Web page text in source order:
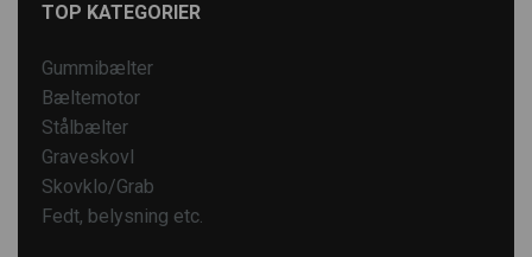
TOP KATEGORIER
Gummibælter
Bæltemotor
Stålbælter
Graveskovl
Skovklo/Grab
Fedt, belysning etc.